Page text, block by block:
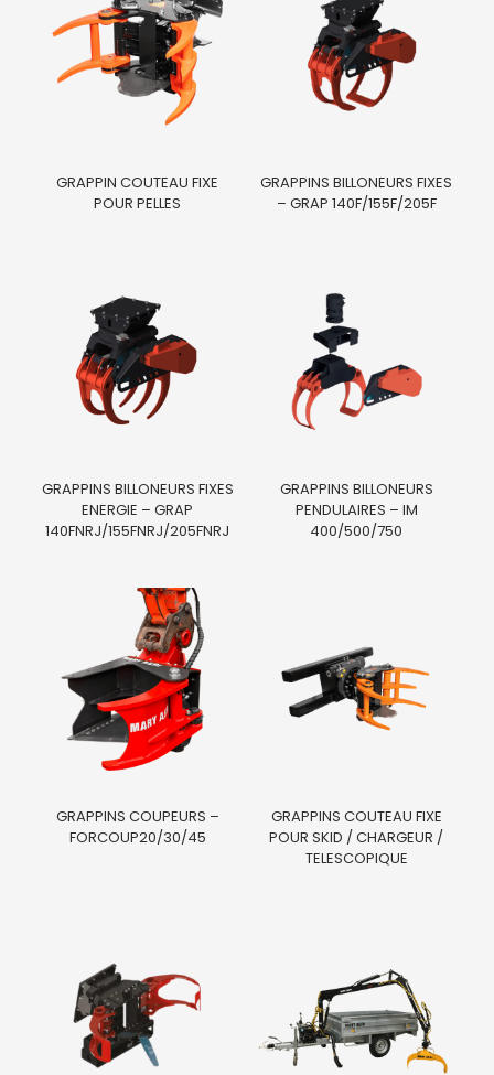
GRAPPIN COUTEAU FIXE
POUR PELLES
GRAPPINS BILLONEURS FIXES
– GRAP 140F/155F/205F
GRAPPINS BILLONEURS FIXES
ENERGIE – GRAP
140FNRJ/155FNRJ/205FNRJ
GRAPPINS BILLONEURS
PENDULAIRES – IM
400/500/750
GRAPPINS COUPEURS –
FORCOUP20/30/45
GRAPPINS COUTEAU FIXE
POUR SKID / CHARGEUR /
TELESCOPIQUE